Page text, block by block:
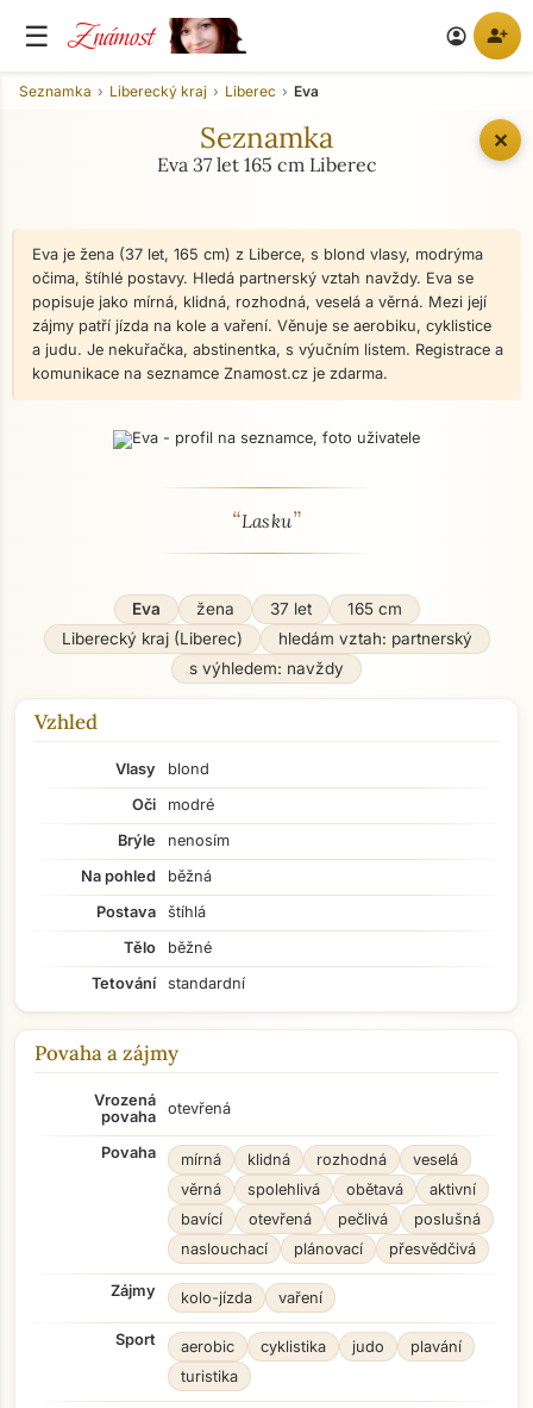
☰ Známost account_circle person_add
✕
Seznamka Liberecký kraj Liberec Eva
Seznamka
Eva 37 let 165 cm Liberec
Eva je žena (37 let, 165 cm) z Liberce, s blond vlasy, modrýma
očima, štíhlé postavy. Hledá partnerský vztah navždy. Eva se
popisuje jako mírná, klidná, rozhodná, veselá a věrná. Mezi její
zájmy patří jízda na kole a vaření. Věnuje se aerobiku, cyklistice
a judu. Je nekuřačka, abstinentka, s výučním listem. Registrace a
komunikace na seznamce Znamost.cz je zdarma.
“Lasku”
Eva žena 37 let
165 cm
Liberecký kraj (Liberec)
hledám vztah: partnerský
s výhledem: navždy
Vzhled
Vlasy
blond
Oči
modré
Brýle
nenosím
Na pohled
běžná
Postava
štíhlá
Tělo
běžné
Tetování
standardní
Povaha a zájmy
Vrozená
povaha
otevřená
Povaha mírná klidná rozhodná
veselá
věrná
spolehlivá obětavá
aktivní
bavící
otevřená pečlivá
poslušná
naslouchací
plánovací přesvědčivá
Zájmy kolo-jízda vaření
Sport aerobic cyklistika judo
plavání
turistika